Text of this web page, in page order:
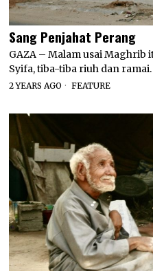
Sang Penjahat Perang
GAZA – Malam usai Maghrib
Syifa, tiba-tiba riuh dan
2 YEARS AGO FEATURE